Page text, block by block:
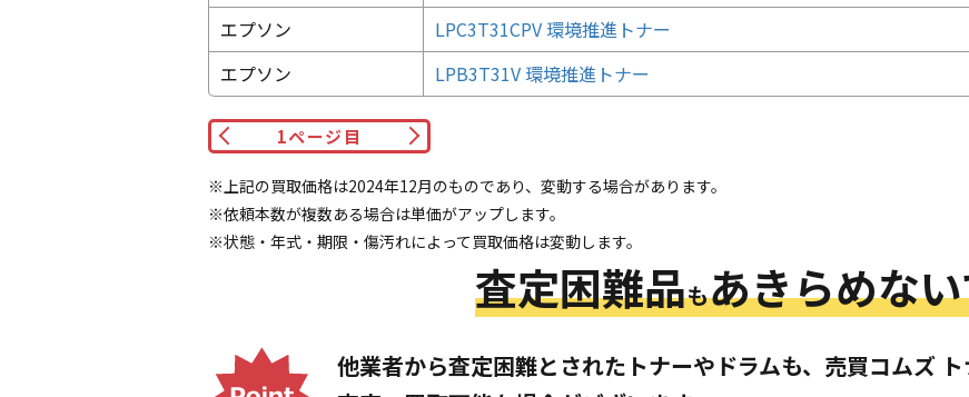
エプソン
LPC3T31CPV 環境推進トナー
エプソン
LPB3T31V 環境推進トナー
1ページ目
※上記の買取価格は2024年12月のものであり、変動する場合があります。
※依頼本数が複数ある場合は単価がアップします。
※状態・年式・期限・傷汚れによって買取価格は変動します。
査定困難品もあきらめな
他業者から査定困難とされたトナーやドラムも、売買コムズ